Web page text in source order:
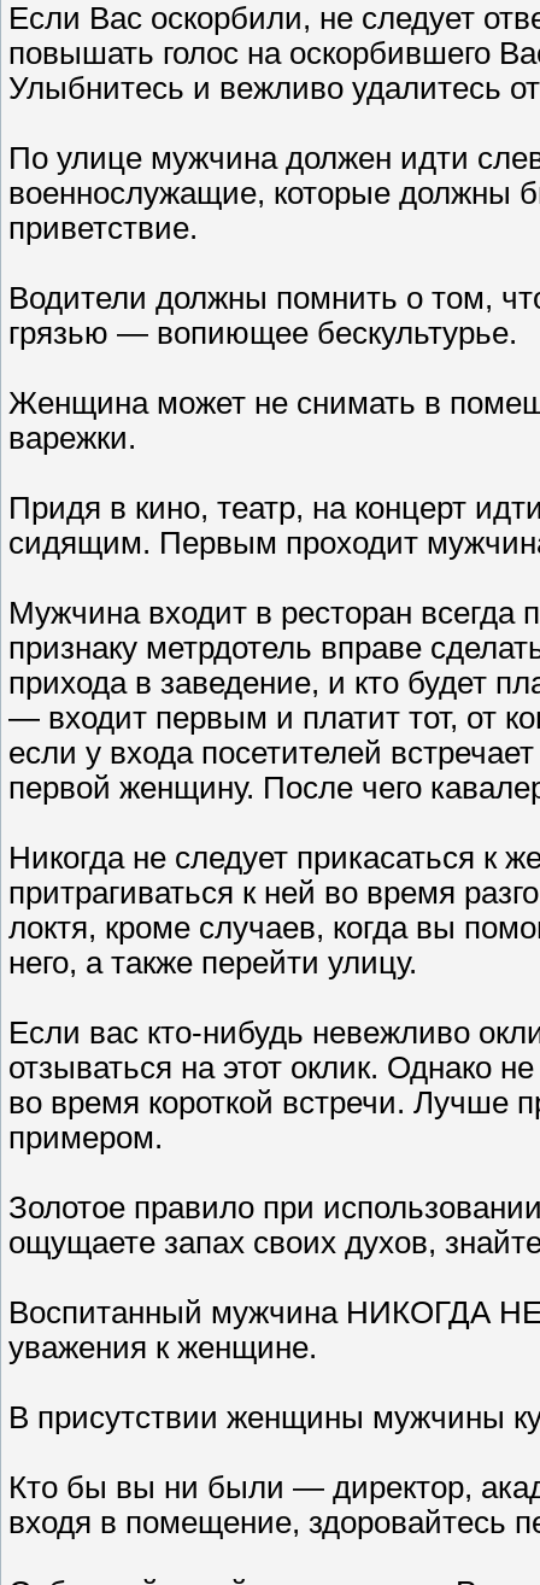
Если Вас оскорбили, не следует
повышать голос на оскорбившего
Улыбнитесь и вежливо удалитесь
По улице мужчина должен идти
военнослужащие, которые должны
приветствие.
Водители должны помнить о том,
грязью — вопиющее бескультурье.
Женщина может не снимать в
варежки.
Придя в кино, театр, на концерт
сидящим. Первым проходит
Мужчина входит в ресторан
признаку метрдотель вправе
прихода в заведение, и кто будет
— входит первым и платит тот, от
если у входа посетителей
первой женщину. После чего
Никогда не следует прикасаться к
притрагиваться к ней во время
локтя, кроме случаев, когда вы
него, а также перейти улицу.
Если вас кто-нибудь невежливо
отзываться на этот оклик. Однако
во время короткой встречи. Лучше
примером.
Золотое правило при
ощущаете запах своих духов,
Воспитанный мужчина НИКОГДА
уважения к женщине.
В присутствии женщины мужчины
Кто бы вы ни были — директор,
входя в помещение, здоровайтесь